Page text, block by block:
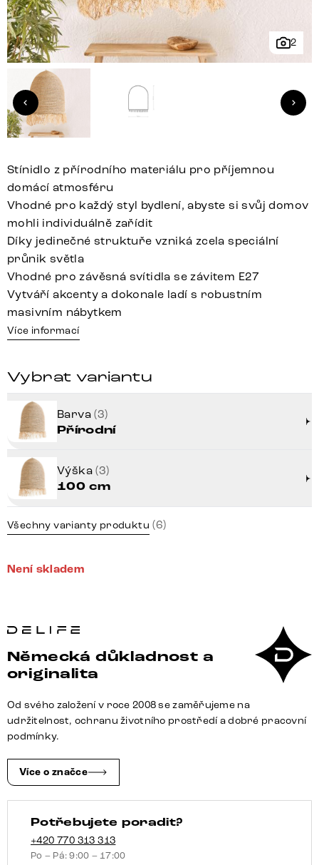
2
Stínidlo z přírodního materiálu pro příjemnou
domácí atmosféru
Vhodné pro každý styl bydlení, abyste si svůj domov
mohli individuálně zařídit
Díky jedinečné struktuře vzniká zcela speciální
průnik světla
Vhodné pro závěsná svítidla se závitem E27
Vytváří akcenty a dokonale ladí s robustním
masivním nábytkem
Více informací
Vybrat variantu
Barva(3)
Přírodní
Výška(3)
100 cm
Všechny varianty produktu (6)
Není skladem
Německá důkladnost a
originalita
Od svého založení v roce 2008 se zaměřujeme na
udržitelnost, ochranu životního prostředí a dobré pracovní
podmínky.
Více o značce
Potřebujete poradit?
+420 770 313 313
Po – Pá: 9:00 – 17:00